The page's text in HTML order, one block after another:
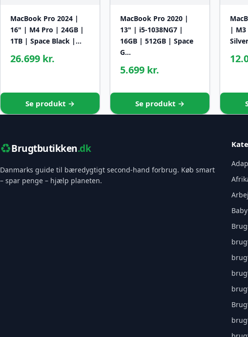
MacBook Pro 2024 |
16" | M4 Pro | 24GB |
1TB | Space Black |…
26.699 kr.
Se produkt →
MacBook Pro 2020 |
13" | i5-1038NG7 |
16GB | 512GB | Space
G…
5.699 kr.
Se produkt →
| M3
♻️Brugtbutikken.dk
Danmarks guide til bæredygtigt second-hand forbrug. Køb smart
– spar penge – hjælp planeten.